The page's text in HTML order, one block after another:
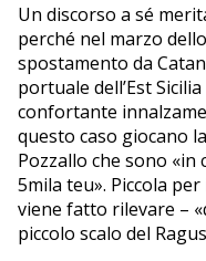
Un discorso a sé
perché nel marzo
spostamento da
portuale dell’Est
confortante
questo caso giocano
Pozzallo che sono
5mila teu». Piccola
viene fatto rilevare –
piccolo scalo del